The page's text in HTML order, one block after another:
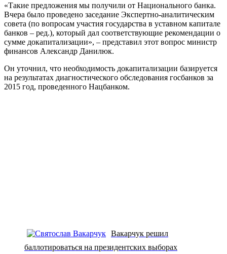
«Такие предложения мы получили от Национального банка.
Вчера было проведено заседание Экспертно-аналитическим
совета (по вопросам участия государства в уставном капитале
банков – ред.), который дал соответствующие рекомендации о
сумме докапитализации», – представил этот вопрос министр
финансов Александр Данилюк.
Он уточнил, что необходимость докапитализации базируется
на результатах диагностического обследования госбанков за
2015 год, проведенного Нацбанком.
Вакарчук решил
баллотироваться на президентских выборах